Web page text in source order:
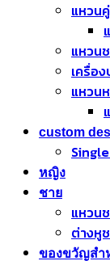
แหวน
แหวน
เครื่อ
แหวน
custom
หญิง
ชาย
แหวน
ต่างหู
ของขวัญสำ